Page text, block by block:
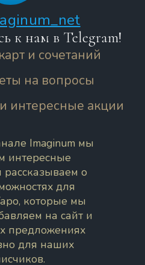
к нам в Telegram!
и сочетаний
на вопросы
интересные акции
Imaginum мы
интересные
о
для
которые мы
на сайт и
предложениях
для наших